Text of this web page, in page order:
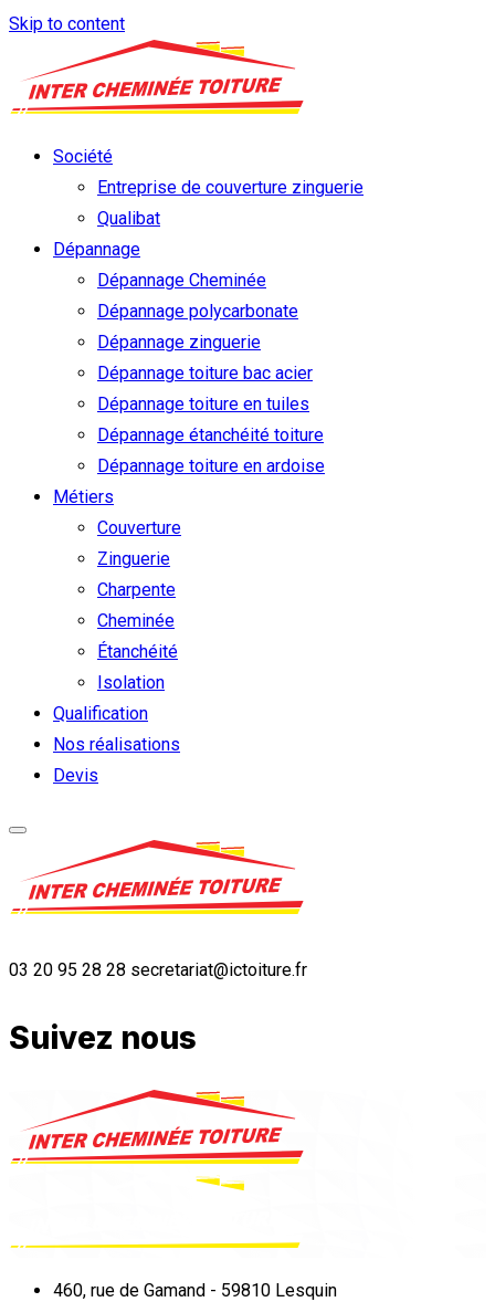
Skip to content
Société
Entreprise de couverture zinguerie
Qualibat
Dépannage
Dépannage Cheminée
Dépannage polycarbonate
Dépannage zinguerie
Dépannage toiture bac acier
Dépannage toiture en tuiles
Dépannage étanchéité toiture
Dépannage toiture en ardoise
Métiers
Couverture
Zinguerie
Charpente
Cheminée
Étanchéité
Isolation
Qualification
Nos réalisations
Devis
03 20 95 28 28 secretariat@ictoiture.fr
Suivez nous
460, rue de Gamand - 59810 Lesquin